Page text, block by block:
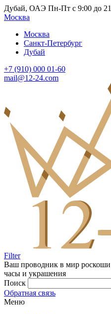
Дубай, ОАЭ Пн-Пт с 9:00 до
Москва
Москва
Санкт-Петербург
Дубай
+7 (910) 000 01-60
mail@12-24.com
Filter
Ваш проводник в мир роскоши
часы и украшения
Поиск
Обратная связь
Меню